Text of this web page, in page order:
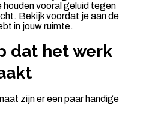
vooral geluid tegen
Bekijk voordat je aan de
in jouw ruimte.
dat het werk
zijn er een paar handige